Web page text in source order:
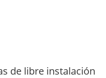
de libre instalación